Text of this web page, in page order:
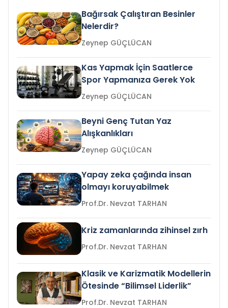
Bağırsak Çalıştıran Besinler
Nelerdir?
Zeynep GÜÇLÜCAN
Kas Yapmak İçin Saatlerce
Spor Yapmanıza Gerek Yok
Zeynep GÜÇLÜCAN
Beyni Genç Tutan Yaz
Alışkanlıkları
Zeynep GÜÇLÜCAN
Yapay zeka çağında insan
olmayı koruyabilmek
Prof.Dr. Nevzat TARHAN
Kriz zamanlarında zihinsel zırh
Prof.Dr. Nevzat TARHAN
Klasik ve Karizmatik Modellerin
Ötesinde “Bilimsel Liderlik”
Prof.Dr. Nevzat TARHAN